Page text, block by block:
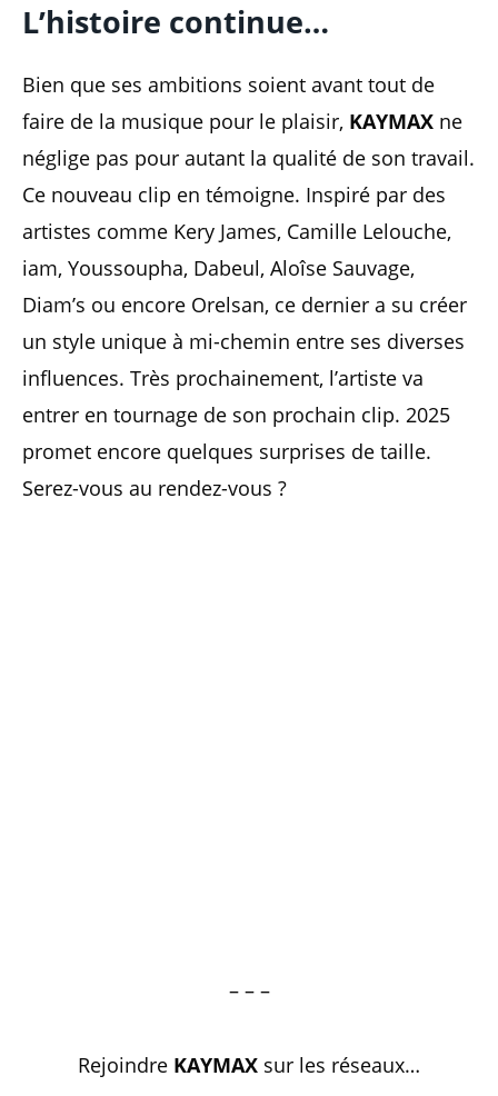
L’histoire continue…
Bien que ses ambitions soient avant tout de
faire de la musique pour le plaisir, KAYMAX ne
néglige pas pour autant la qualité de son travail.
Ce nouveau clip en témoigne. Inspiré par des
artistes comme Kery James, Camille Lelouche,
iam, Youssoupha, Dabeul, Aloîse Sauvage,
Diam’s ou encore Orelsan, ce dernier a su créer
un style unique à mi-chemin entre ses diverses
influences. Très prochainement, l’artiste va
entrer en tournage de son prochain clip. 2025
promet encore quelques surprises de taille.
Serez-vous au rendez-vous ?
– – –
Rejoindre KAYMAX sur les réseaux…